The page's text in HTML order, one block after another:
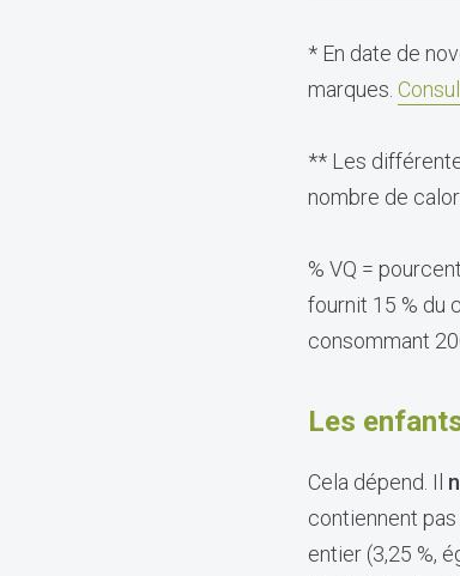
* En date de
marques.
** Les
nombre de
% VQ =
fournit 15 % du
consommant
Les
Cela dépend. Il
contiennent
entier (3,25 %,